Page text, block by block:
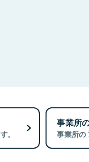
。
事業所
事業所の